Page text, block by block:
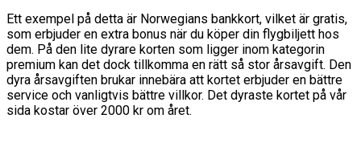
Ett exempel på detta är Norwegians bankkort, vilket är gratis,
som erbjuder en extra bonus när du köper din flygbiljett hos
dem. På den lite dyrare korten som ligger inom kategorin
premium kan det dock tillkomma en rätt så stor årsavgift. Den
dyra årsavgiften brukar innebära att kortet erbjuder en bättre
service och vanligtvis bättre villkor. Det dyraste kortet på vår
sida kostar över 2000 kr om året.